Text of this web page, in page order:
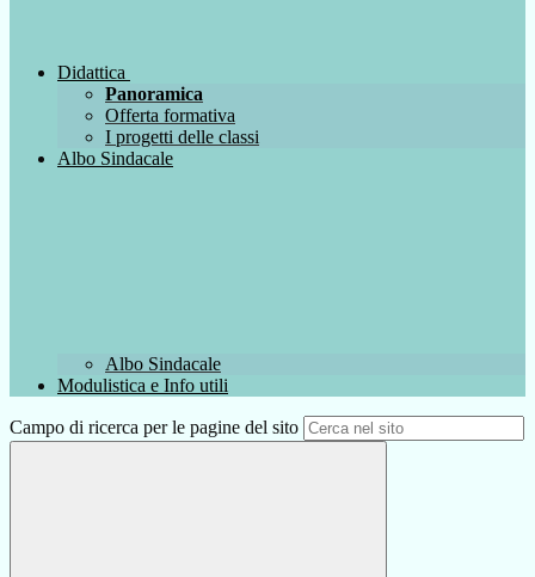
Didattica
Panoramica
Offerta formativa
I progetti delle classi
Albo Sindacale
Albo Sindacale
Modulistica e Info utili
Campo di ricerca per le pagine del sito